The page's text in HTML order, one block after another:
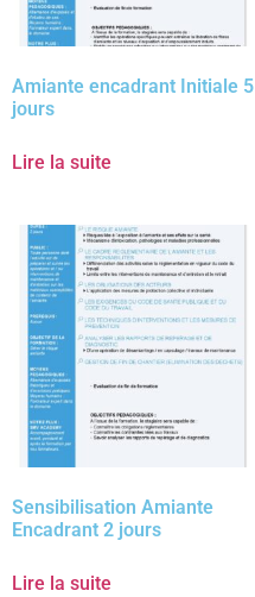
Amiante encadrant Initiale 5
jours
Lire la suite
Sensibilisation Amiante
Encadrant 2 jours
Lire la suite